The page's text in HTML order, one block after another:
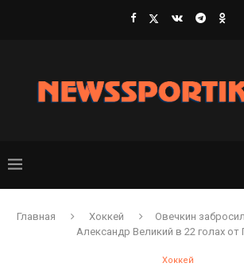
Главная Хоккей
Овечкин
Александр Великий в 22 голах от
Хоккей